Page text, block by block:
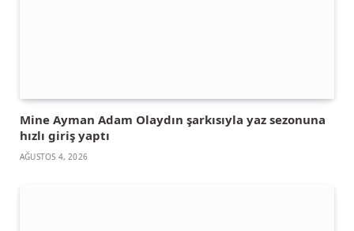
Mine Ayman Adam Olaydın şarkısıyla yaz sezonuna
hızlı giriş yaptı
AĞUSTOS 4, 2026